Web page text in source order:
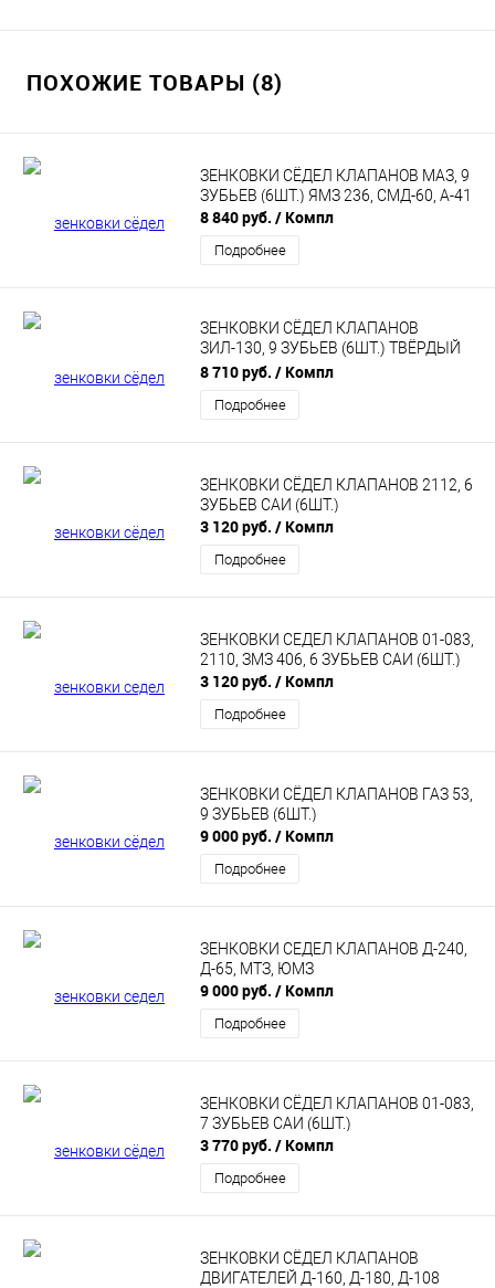
ПОХОЖИЕ ТОВАРЫ (8)
ЗЕНКОВКИ СЁДЕЛ КЛАПАНОВ МАЗ, 9
ЗУБЬЕВ (6ШТ.) ЯМЗ 236, СМД-60, А-41
8 840 руб. / Компл
Подробнее
ЗЕНКОВКИ СЁДЕЛ КЛАПАНОВ
ЗИЛ-130, 9 ЗУБЬЕВ (6ШТ.) ТВЁРДЫЙ
СПЛАВ
8 710 руб. / Компл
Подробнее
ЗЕНКОВКИ СЁДЕЛ КЛАПАНОВ 2112, 6
ЗУБЬЕВ САИ (6ШТ.)
3 120 руб. / Компл
Подробнее
ЗЕНКОВКИ СЕДЕЛ КЛАПАНОВ 01-083,
2110, ЗМЗ 406, 6 ЗУБЬЕВ САИ (6ШТ.)
3 120 руб. / Компл
Подробнее
ЗЕНКОВКИ СЁДЕЛ КЛАПАНОВ ГАЗ 53,
9 ЗУБЬЕВ (6ШТ.)
9 000 руб. / Компл
Подробнее
ЗЕНКОВКИ СЕДЕЛ КЛАПАНОВ Д-240,
Д-65, МТЗ, ЮМЗ
9 000 руб. / Компл
Подробнее
ЗЕНКОВКИ СЁДЕЛ КЛАПАНОВ 01-083,
7 ЗУБЬЕВ САИ (6ШТ.)
3 770 руб. / Компл
Подробнее
ЗЕНКОВКИ СЁДЕЛ КЛАПАНОВ
ДВИГАТЕЛЕЙ Д-160, Д-180, Д-108